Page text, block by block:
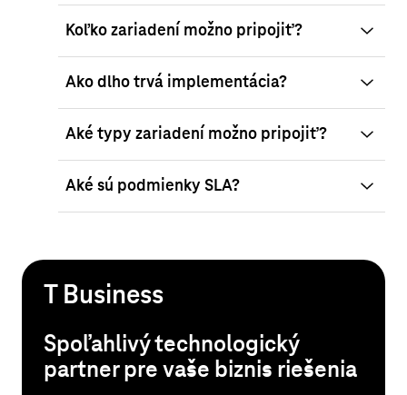
Koľko zariadení možno pripojiť?
Ako dlho trvá implementácia?
Aké typy zariadení možno pripojiť?
Aké sú podmienky SLA?
T Business
Spoľahlivý technologický
partner pre vaše biznis riešenia